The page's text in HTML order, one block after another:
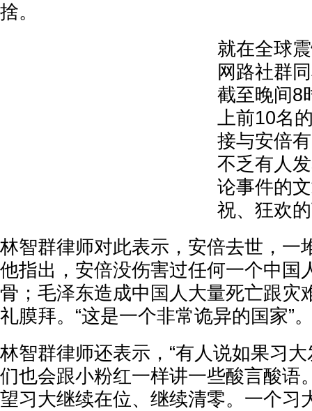
捨。
就在全球
网路社群
截至晚间8
上前10名
接与安倍
不乏有人
论事件的
祝、狂欢
林智群律师对此表示，安倍去世，一
他指出，安倍没伤害过任何一个中国
骨；毛泽东造成中国人大量死亡跟灾
礼膜拜。“这是一个非常诡异的国家”
林智群律师还表示，“有人说如果习
们也会跟小粉红一样讲一些酸言酸语
望习大继续在位、继续清零。一个习